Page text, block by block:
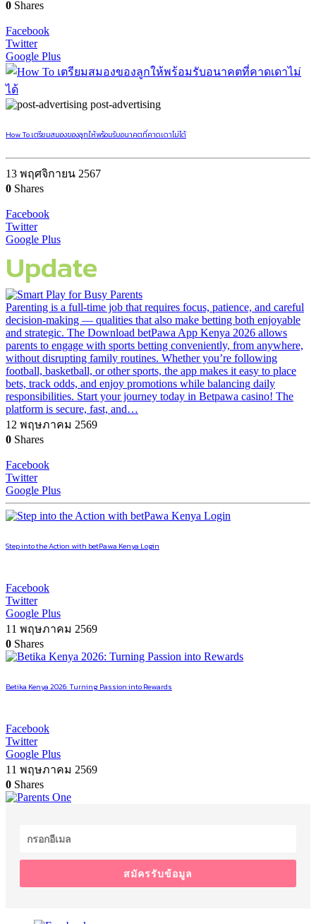
0 Shares
Facebook
Twitter
Google Plus
post-advertising
How To เตรียมสมองของลูกให้พร้อมรับอนาคตที่คาดเดาไม่ได้
13 พฤศจิกายน 2567
0 Shares
Facebook
Twitter
Google Plus
Update
Parenting is a full-time job that requires focus, patience, and careful
decision-making — qualities that also make betting both enjoyable
and strategic. The Download betPawa App Kenya 2026 allows
parents to engage with sports betting conveniently, from anywhere,
without disrupting family routines. Whether you’re following
football, basketball, or other sports, the app makes it easy to place
bets, track odds, and enjoy promotions while balancing daily
responsibilities. Start your journey today in Betpawa casino! The
platform is secure, fast, and…
12 พฤษภาคม 2569
0 Shares
Facebook
Twitter
Google Plus
Step into the Action with betPawa Kenya Login
Facebook
Twitter
Google Plus
11 พฤษภาคม 2569
0 Shares
Betika Kenya 2026: Turning Passion into Rewards
Facebook
Twitter
Google Plus
11 พฤษภาคม 2569
0 Shares
สมัครรับข้อมูล